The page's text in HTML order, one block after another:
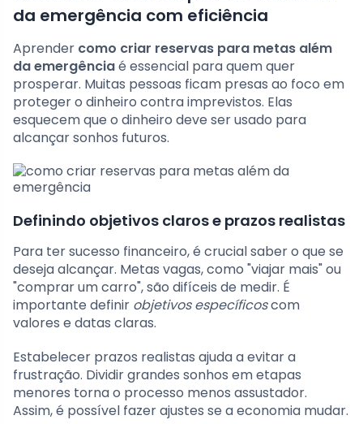
da emergência com eficiência
Aprender como criar reservas para metas além
da emergênciaé essencial para quem quer
prosperar. Muitas pessoas ficam presas ao foco em
proteger o dinheiro contra imprevistos. Elas
esquecem que o dinheiro deve ser usado para
alcançar sonhos futuros.
Definindo objetivos claros e prazos realistas
Para ter sucesso financeiro, é crucial saber o que se
deseja alcançar. Metas vagas, como "viajar mais" ou
"comprar um carro", são difíceis de medir. É
importante definir objetivos específicoscom
valores e datas claras.
Estabelecer prazos realistas ajuda a evitar a
frustração. Dividir grandes sonhos em etapas
menores torna o processo menos assustador.
Assim, é possível fazer ajustes se a economia mudar.